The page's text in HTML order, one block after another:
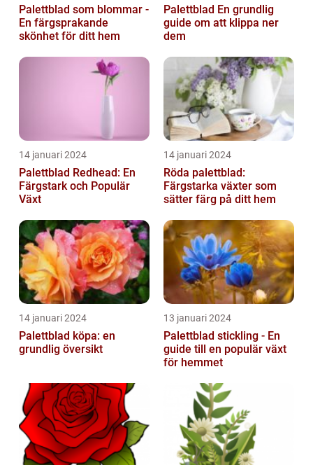
Palettblad som blommar -
En färgsprakande
skönhet för ditt hem
Palettblad En grundlig
guide om att klippa ner
dem
14 januari 2024
Palettblad Redhead: En
Färgstark och Populär
Växt
14 januari 2024
Röda palettblad:
Färgstarka växter som
sätter färg på ditt hem
14 januari 2024
Palettblad köpa: en
grundlig översikt
13 januari 2024
Palettblad stickling - En
guide till en populär växt
för hemmet